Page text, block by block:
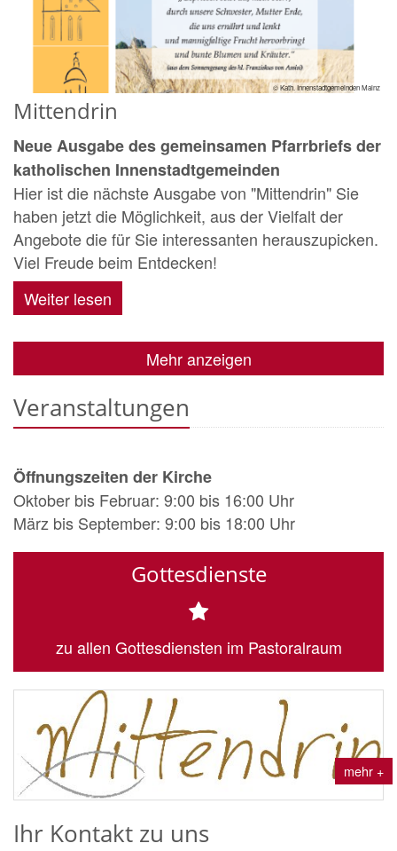
© Kath. Innenstadtgemeinden Mainz
Mittendrin
Neue Ausgabe des gemeinsamen Pfarrbriefs der
katholischen Innenstadtgemeinden
Hier ist die nächste Ausgabe von "Mittendrin" Sie
haben jetzt die Möglichkeit, aus der Vielfalt der
Angebote die für Sie interessanten herauszupicken.
Viel Freude beim Entdecken!
Weiter lesen
Mehr anzeigen
Veranstaltungen
Öffnungszeiten der Kirche
Oktober bis Februar: 9:00 bis 16:00 Uhr
März bis September: 9:00 bis 18:00 Uhr
Gottesdienste
zu allen Gottesdiensten im Pastoralraum
mehr +
Ihr Kontakt zu uns